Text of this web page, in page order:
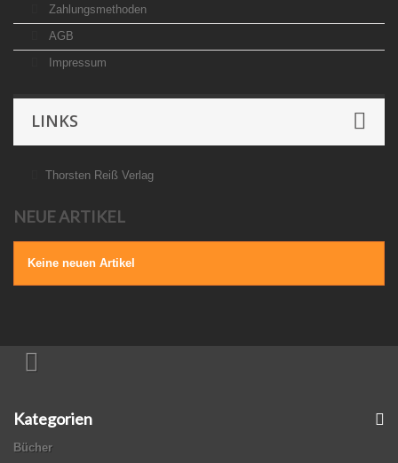
Zahlungsmethoden
AGB
Impressum
LINKS
Thorsten Reiß Verlag
NEUE ARTIKEL
Keine neuen Artikel
Kategorien
Bücher